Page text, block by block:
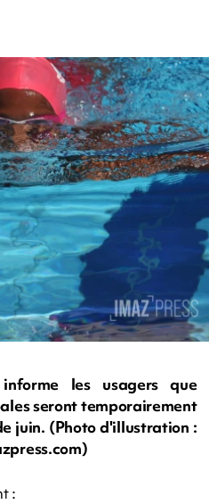
les usagers que
seront temporairement
juin. (Photo d'illustration :
: